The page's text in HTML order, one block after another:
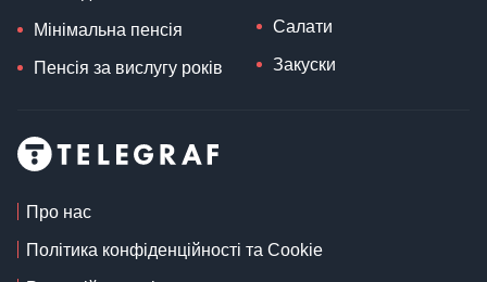
Мінімальна пенсія
Пенсія за вислугу років
Салати
Закуски
Про нас
Політика конфіденційності та Cookie